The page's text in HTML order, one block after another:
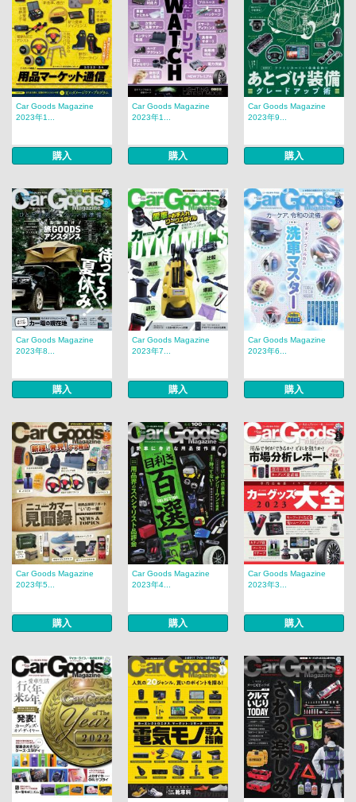
Car Goods Magazine
2023年1...
購入
Car Goods Magazine
2023年1...
購入
Car Goods Magazine
2023年9...
購入
Car Goods Magazine
2023年8...
購入
Car Goods Magazine
2023年7...
購入
Car Goods Magazine
2023年6...
購入
Car Goods Magazine
2023年5...
購入
Car Goods Magazine
2023年4...
購入
Car Goods Magazine
2023年3...
購入